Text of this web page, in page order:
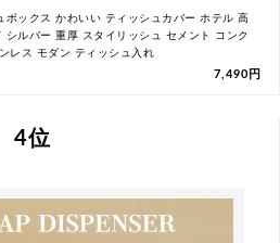
ックス かわいい ティッシュカバー ホテル 高
ルバー 重厚 スタイリッシュ セメント コンク
レス モダン ティッシュ入れ
7,490円
4 位